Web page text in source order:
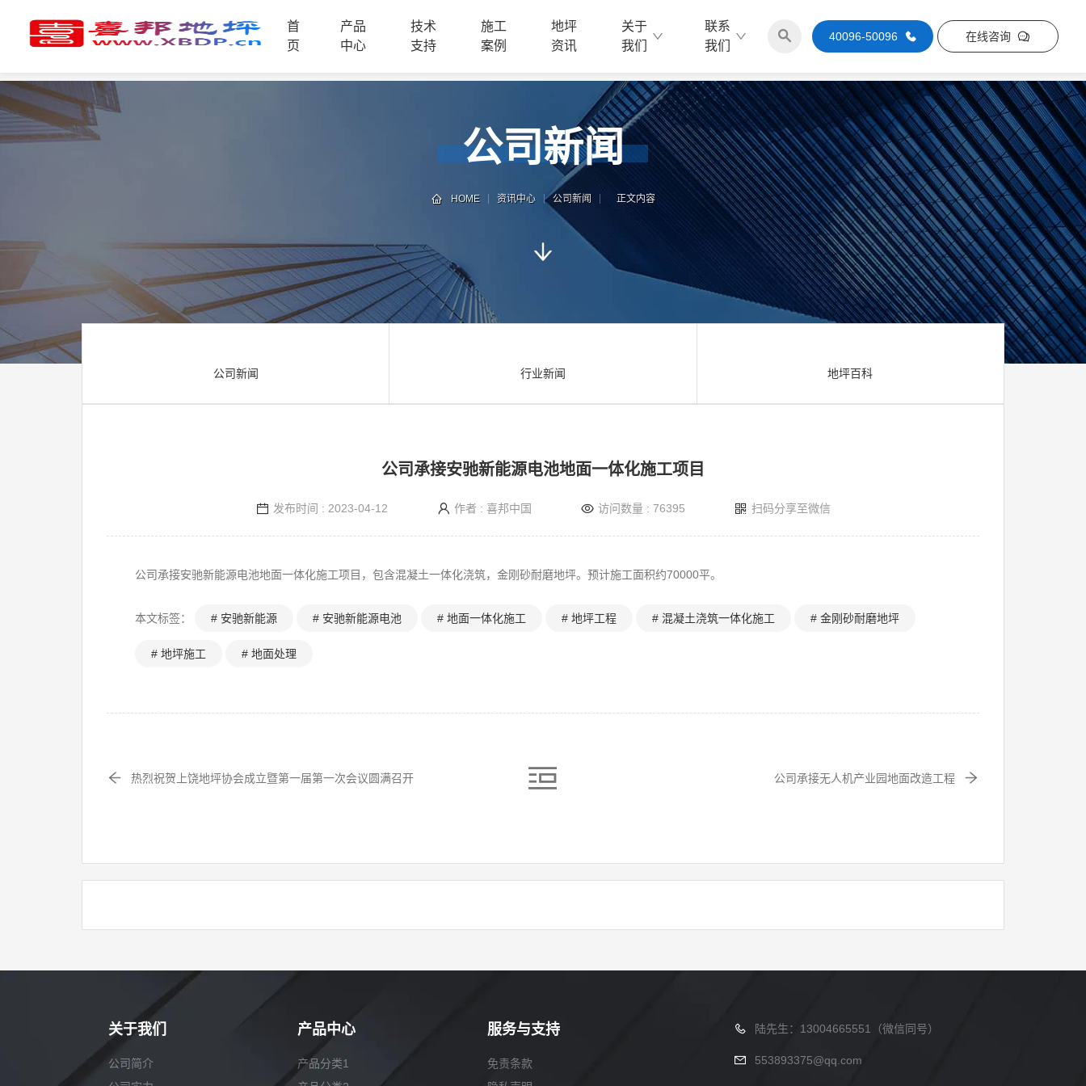
首
页
产品
中心
技术
支持
施工
案例
地坪
资讯
关于
我们
联系
我们
40096-50096 在线咨询
品
中
心
技
术
案
联
系
电
话
公司新闻
HOME 资讯中心 公司新闻 正文内容
公司新闻 行业新闻 地坪百科
公司承接安驰新能源电池地面一体化施工项目
发布时间 : 2023-04-12 作者 : 喜邦中国 访问数量 : 76395 扫码分享至微信
公司承接安驰新能源电池地面一体化施工项目，包含混凝土一体化浇筑，金刚砂耐磨地坪。预计施工面积约70000平。
本文标签： # 安驰新能源 # 安驰新能源电池 # 地面一体化施工 # 地坪工程 # 混凝土浇筑一体化施工 # 金刚砂耐磨地坪
# 地坪施工 # 地面处理
热烈祝贺上饶地坪协会成立暨第一届第一次会议圆满召开 公司承接无人机产业园地面改造工程
关于我们
公司简介
产品中心
产品分类1
服务与支持
免责条款
陆先生：13004665551（微信同号）
553893375@qq.com